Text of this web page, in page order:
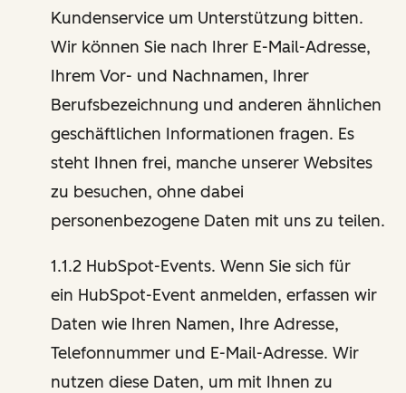
Kundenservice um Unterstützung bitten.
Wir können Sie nach Ihrer E-Mail-Adresse,
Ihrem Vor- und Nachnamen, Ihrer
Berufsbezeichnung und anderen ähnlichen
geschäftlichen Informationen fragen. Es
steht Ihnen frei, manche unserer Websites
zu besuchen, ohne dabei
personenbezogene Daten mit uns zu teilen.
1.1.2 HubSpot-Events. Wenn Sie sich für
ein HubSpot-Event anmelden, erfassen wir
Daten wie Ihren Namen, Ihre Adresse,
Telefonnummer und E-Mail-Adresse. Wir
nutzen diese Daten, um mit Ihnen zu